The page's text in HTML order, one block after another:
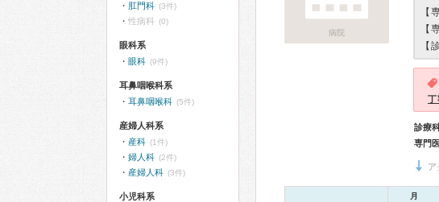
病院
【
【
【
丁
診療
専門
月
肛門科 (3件)
性病科 (0)
眼科系
眼科 (9件)
耳鼻咽喉科系
耳鼻咽喉科 (5件)
産婦人科系
産科 (1件)
婦人科 (2件)
産婦人科 (3件)
小児科系